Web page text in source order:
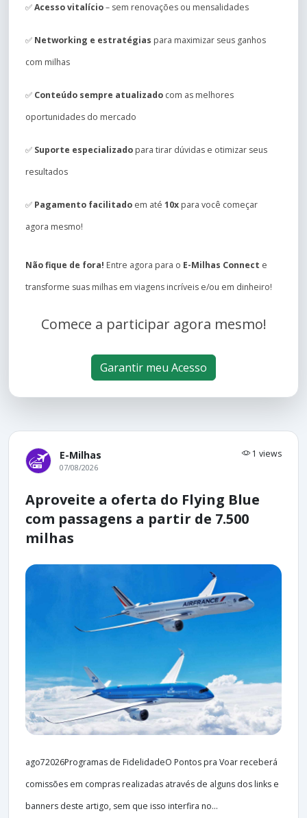
✅Acesso vitalício– sem renovações ou mensalidades
✅ Networking e estratégias para maximizar seus ganhos
com milhas
✅ Conteúdo sempre atualizado com as melhores
oportunidades do mercado
✅ Suporte especializado para tirar dúvidas e otimizar seus
resultados
✅ Pagamento facilitado em até 10x para você começar
agora mesmo!
Não fique de fora! Entre agora para o E-Milhas Connect e
transforme suas milhas em viagens incríveis e/ou em dinheiro!
Comece a participar agora mesmo!
Garantir meu Acesso
E-Milhas 1 views
07/08/2026
Aproveite a oferta do Flying Blue
com passagens a partir de 7.500
milhas
ago72026Programas de FidelidadeO Pontos pra Voar receberá
comissões em compras realizadas através de alguns dos links e
banners deste artigo, sem que isso interfira no...